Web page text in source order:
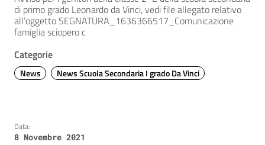
di primo grado Leonardo da Vinci, vedi file allegato relativo
all’oggetto SEGNATURA_1636366517_Comunicazione
famiglia sciopero c
Categorie
News News Scuola Secondaria I grado Da Vinci
Data:
8 Novembre 2021